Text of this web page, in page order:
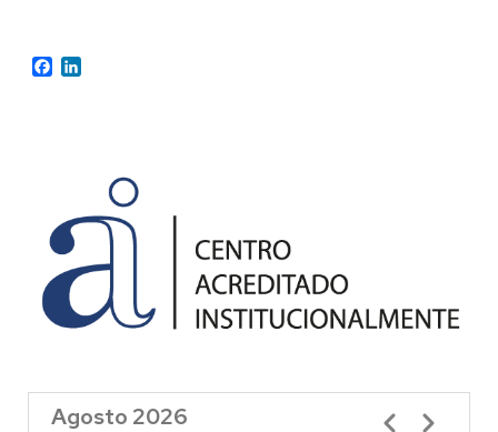
Facebook
Agosto 2026 Paginación